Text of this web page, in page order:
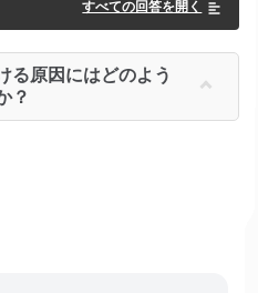
すべての回答を開く
る原因にはどのよう
？